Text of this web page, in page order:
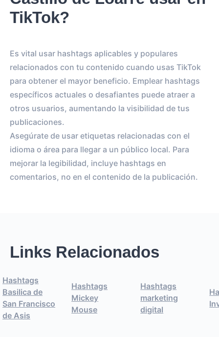
TikTok?
Es vital usar hashtags aplicables y populares
relacionados con tu contenido cuando usas TikTok
para obtener el mayor beneficio. Emplear hashtags
específicos actuales o desafiantes puede atraer a
otros usuarios, aumentando la visibilidad de tus
publicaciones.
Asegúrate de usar etiquetas relacionadas con el
idioma o área para llegar a un público local. Para
mejorar la legibilidad, incluye hashtags en
comentarios, no en el contenido de la publicación.
Links Relacionados
Hashtags
Basilica de
San Francisco
de Asis
Hashtags
Mickey
Mouse
Hashtags
marketing
digital